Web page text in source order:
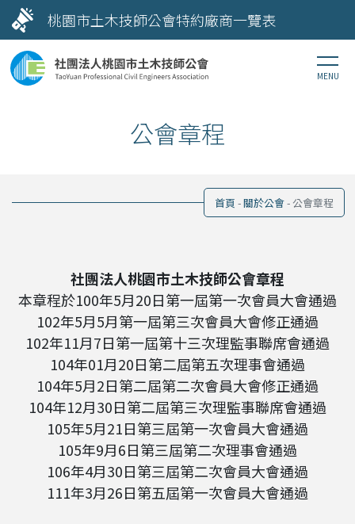
桃園市土木技師公會特約廠商一覽表
公會章程
首頁 關於公會 公會章程
社團法人桃園市土木技師公會章程
本章程於100年5月20日第一屆第一次會員大會通過
102年5月5月第一屆第三次會員大會修正通過
102年11月7日第一屆第十三次理監事聯席會通過
104年01月20日第二屆第五次理事會通過
104年5月2日第二屆第二次會員大會修正通過
104年12月30日第二屆第三次理監事聯席會通過
105年5月21日第三屆第一次會員大會通過
105年9月6日第三屆第二次理事會通過
106年4月30日第三屆第二次會員大會通過
111年3月26日第五屆第一次會員大會通過